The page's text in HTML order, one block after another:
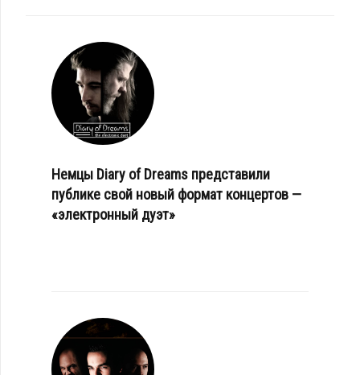
Немцы Diary of Dreams представили
публике свой новый формат концертов —
«электронный дуэт»